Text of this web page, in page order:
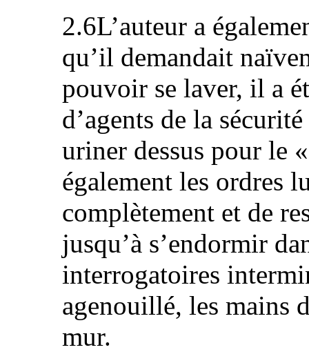
2.6L’auteur a
qu’il demandait
pouvoir se laver, il a
d’agents de la
uriner dessus pour le
également les ordres
complètement et de
jusqu’à s’endormir
interrogatoires
agenouillé, les mains
mur.